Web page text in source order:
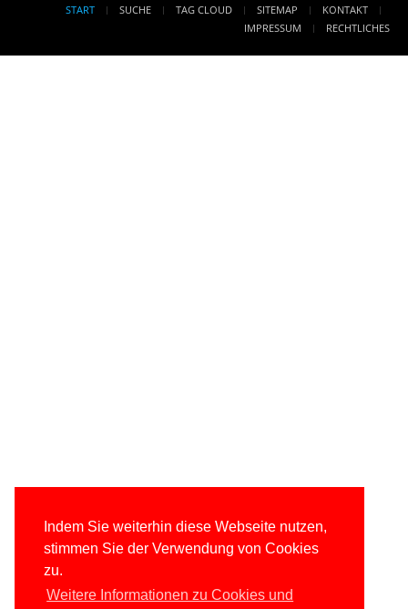
Indem Sie weiterhin diese Webseite nutzen,
stimmen Sie der Verwendung von Cookies
zu.
Weitere Informationen zu Cookies und
START SUCHE TAG CLOUD SITEMAP
KONTAKT
IMPRESSUM
RECHTLICHES